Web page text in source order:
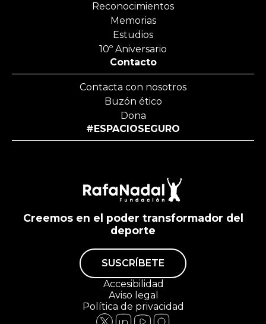
Reconocimientos
Memorias
Estudios
10º Aniversario
Contacto
Contacta con nosotros
Buzón ético
Dona
#ESPACIOSEGURO
Creemos en el poder transformador del
deporte
SUSCRÍBETE
Accesibilidad
Aviso legal
Política de privacidad